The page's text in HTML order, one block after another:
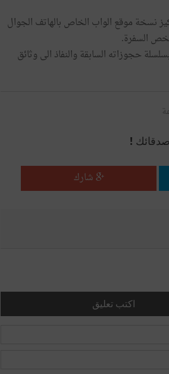
التي اطلقتها الشركة بعد 6 اشهر من تركيز نسخة موقع الواب الخاص بالهاتف الجوال
السفرة.
حجوزاته السابقة والنفاذ الى وثائق
!
شارك
اكتب تعليق